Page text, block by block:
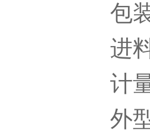
包
进
计
外